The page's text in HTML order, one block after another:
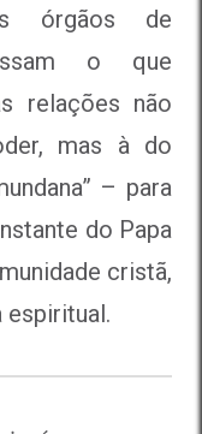
órgãos de
o que
relações não
mas à do
– para
do Papa
cristã,